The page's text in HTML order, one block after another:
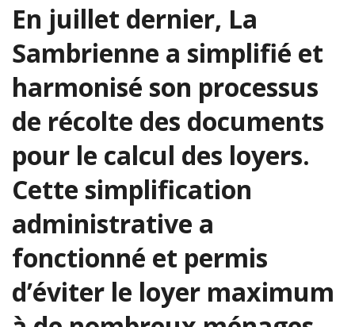
En juillet dernier, La
Sambrienne a simplifié et
harmonisé son processus
de récolte des documents
pour le calcul des loyers.
Cette simplification
administrative a
fonctionné et permis
d’éviter le loyer maximum